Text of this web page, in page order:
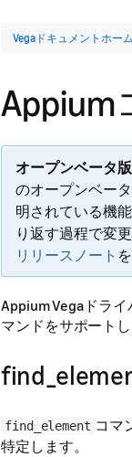
Vegaドキュメントホーム
Appium
オープンベータ
のオープンベー
明されている機
り返す過程で変
リリースノート
Appium Vegaドライ
マンドをサポートし
find_element コマ
特定します。